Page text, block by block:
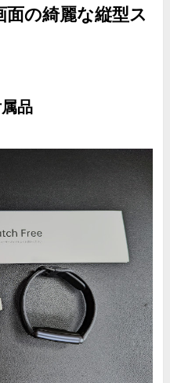
の綺麗な縦型ス
品